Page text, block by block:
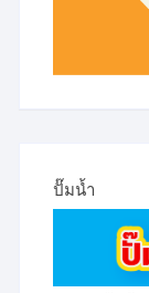
ปั๊มน้ำ